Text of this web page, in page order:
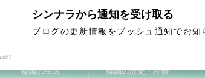
韓国の生活 韓国の歴史・社会
シンナラから通知を受け取る
ブログの更新情報をプッシュ通知でお知